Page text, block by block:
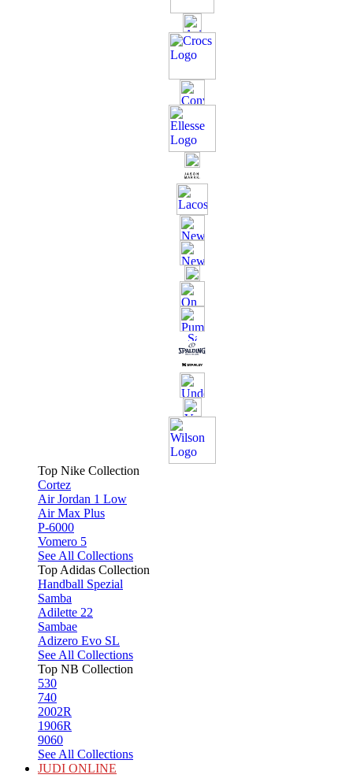
Top Nike Collection
Cortez
Air Jordan 1 Low
Air Max Plus
P-6000
Vomero 5
See All Collections
Top Adidas Collection
Handball Spezial
Samba
Adilette 22
Sambae
Adizero Evo SL
See All Collections
Top NB Collection
530
740
2002R
1906R
9060
See All Collections
JUDI ONLINE